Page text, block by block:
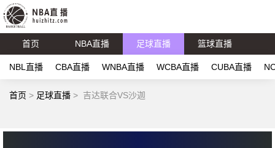
首页 NBA直播 足球直播 篮球直播
NBL直播 CBA直播 WNBA直播 WCBA直播 CUBA直播
首页 > 足球直播 > 吉达联合VS沙迦